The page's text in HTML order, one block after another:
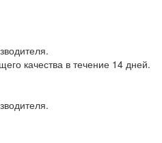
качества в течение 14 дней.